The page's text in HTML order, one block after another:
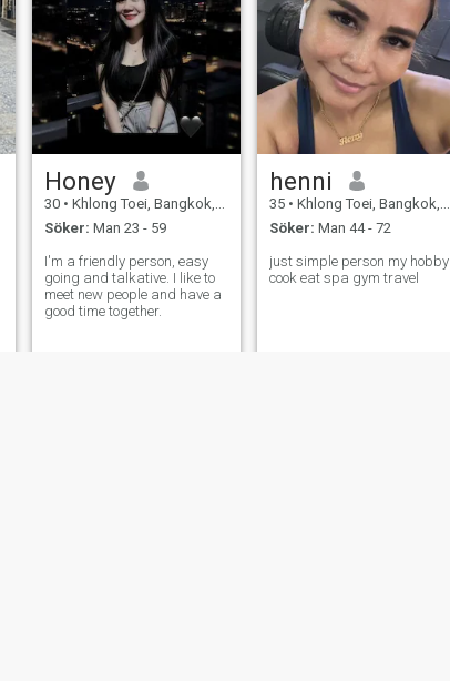
Honey
30 • Khlong Toei, Bangkok, Thailand
Söker: Man 23 - 59
I'm a friendly person, easy
going and talkative. I like to
meet new people and have a
good time together.
henni
35 • Khlong Toei, Bangkok, Thailand
Söker: Man 44 - 72
just simple person my hobby
cook eat spa gym travel